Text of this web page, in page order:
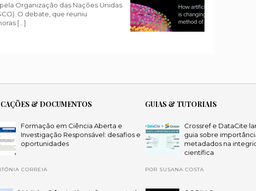
Organização das Nações Unidas
O debate, que reuniu
[…]
& DOCUMENTOS
Formação em Ciência Aberta e
Investigação Responsável: desafios e
oportunidades
CORREIA
GUIAS & TUTORIAIS
Crossref e DataCite
guia sobre
metadados na
científica
POR SUSANA COSTA